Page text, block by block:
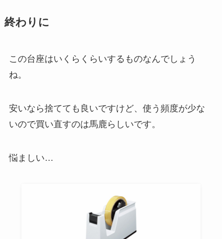
終わりに
この台座はいくらくらいするものなんでしょう
ね。
安いなら捨てても良いですけど、使う頻度が少な
いので買い直すのは馬鹿らしいです。
悩ましい…